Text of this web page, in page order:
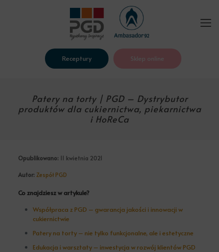
Receptury Sklep online
Patery na torty | PGD – Dystrybutor
produktów dla cukiernictwa, piekarnictwa
i HoReCa
Opublikowano: 11 kwietnia 2021
Autor: Zespół PGD
Co znajdziesz w artykule?
Współpraca z PGD – gwarancja jakości i innowacji w
cukiernictwie
Patery na torty – nie tylko funkcjonalne, ale i estetyczne
Edukacja i warsztaty – inwestycja w rozwój klientów PGD